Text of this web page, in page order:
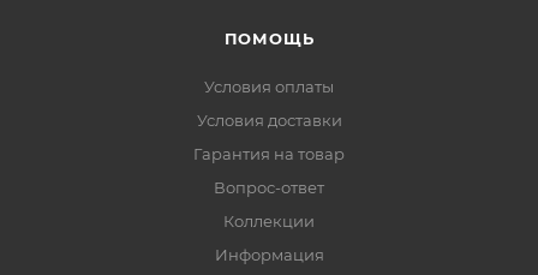
ПОМОЩЬ
Условия оплаты
Условия доставки
Гарантия на товар
Вопрос-ответ
Коллекции
Информация